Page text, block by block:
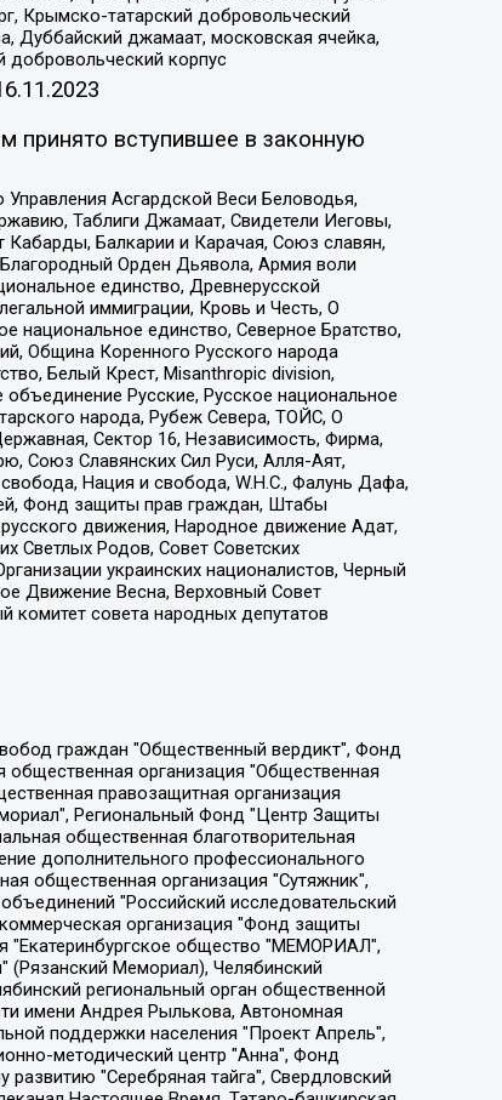
Крымско-татарский добровольческий
Дуббайский джамаат, московская ячейка,
корпус
принято вступившее в законную
Асгардской Веси Беловодья,
Таблиги Джамаат, Свидетели Иеговы,
Балкарии и Карачая, Союз славян,
Орден Дьявола, Армия воли
единство, Древнерусской
иммиграции, Кровь и Честь, О
национальное единство, Северное Братство,
Община Коренного Русского народа
Белый Крест, Misanthropic division,
Русские, Русское национальное
народа, Рубеж Севера, ТОЙС, О
Сектор 16, Независимость, Фирма,
Союз Славянских Сил Руси, Алля-Аят,
Нация и свобода, W.H.С., Фалунь Дафа,
Фонд защиты прав граждан, Штабы
движения, Народное движение Адат,
Светлых Родов, Совет Советских
украинских националистов, Черный
Движение Весна, Верховный Совет
комитет совета народных депутатов
Анатольевич, Общество с ограниченной ответственностью "Данное сообщение", Общество с ограниченной ответственностью Издательский дом "Новая глава", Айнбиндер Александра Александровна, Московский комьюнити-центр для ЛГБТ+инициатив, Благотворительный фонд развития филантропии, Deutsche Welle (Германия, Kurt-Schumacher-Strasse 3, 53113 Bonn), Борзунова Мария Михайловна, Воробьев Виктор Викторович, Голубева Анна Львовна, Константинова Алла Михайловна, Малкова Ирина Владимировна, Мурадов Мурад Абдулгалимович, Осетинская Елизавета Николаевна, Понасенков Евгений Николаевич, Ганапольский Матвей Юрьевич, Киселев Евгений Алексеевич, Борухович Ирина Григорьевна, Дремин Иван Тимофеевич, Дубровский Дмитрий Викторович, Красноярская региональная общественная организация поддержки и развития альтернативных образовательных технологий и межкультурных коммуникаций "ИНТЕРРА", Маяковская Екатерина Алексеевна, Фейгин Марк Захарович, Филимонов Андрей Викторович, Дзугкоева Регина Николаевна, Доброхотов Роман Александрович, Дудь Юрий Александрович, Елкин Сергей Владимирович, Кругликов Кирилл Игоревич, Сабунаева Мария Леонидовна, Семенов Алексей Владимирович, Шаинян Карен Багратович, Шульман Екатерина Михайловна, Асафьев Артур Валерьевич, Вахштайн Виктор Семенович, Венедиктов Алексей Алексеевич, Лушникова Екатерина Евгеньевна, Волков Леонид Михайлович, Невзоров Александр Глебович, Пархоменко Сергей Борисович, Сироткин Ярослав Николаевич, Кара-Мурза Владимир Владимирович, Баранова Наталья Владимировна, Гозман Леонид Яковлевич, Кагарлицкий Борис Юльевич, Климарев Михаил Валерьевич, Милов Владимир Станиславович, Автономная некоммерческая организация Краснодарский центр современного искусства "Типография", Моргенштерн Алишер Тагирович, Соболь Любовь Эдуардовна, Общество с ограниченной ответственностью "ЛИЗА НОРМ", Каспаров Гарри Кимович, Ходорковский Михаил Борисович, Общество с ограниченной ответственностью "Апрельские тезисы", Данилович Ирина Брониславовна, Кашин Олег Владимирович, Петров Николай Владимирович, Пивоваров Алексей Владимирович, Соколов Михаил Владимирович, Цветкова Юлия Владимировна, Чичваркин Евгений Александрович, Комитет против пыток/Команда против пыток, Общество с ограниченной ответственностью "Первый научный", Общество с ограниченной ответственностью "Вертолет и ко", Белоцерковская Вероника Борисовна, Кац Максим Евгеньевич, Лазарева Татьяна Юрьевна, Шаведдинов Руслан Табризович, Яшин Илья Валерьевич, Общество с ограниченной ответственностью "Иноагент ААВ", Алешковский Дмитрий Петрович, Альбац Евгения Марковна, Быков Дмитрий Львович, Галямина Юлия Евгеньевна, Лойко Сергей Леонидович, Мартынов Кирилл Константинович, Медведев Сергей Александрович, Крашенинников Федор Геннадиевич, Гордеева Катерина Вл